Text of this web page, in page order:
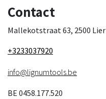
Contact
Mallekotstraat 63, 2500 Lier
+3233037920
info@lignumtools.be
BE 0458.177.520